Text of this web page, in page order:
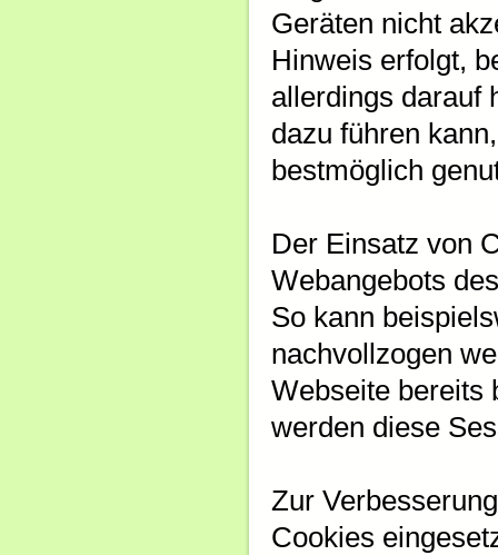
Geräten nicht
Hinweis erfolgt,
allerdings darauf
dazu führen
bestmöglich
Der Einsatz von
Webangebots
So kann
nachvollzogen
Webseite bereits
werden diese
Zur
Cookies